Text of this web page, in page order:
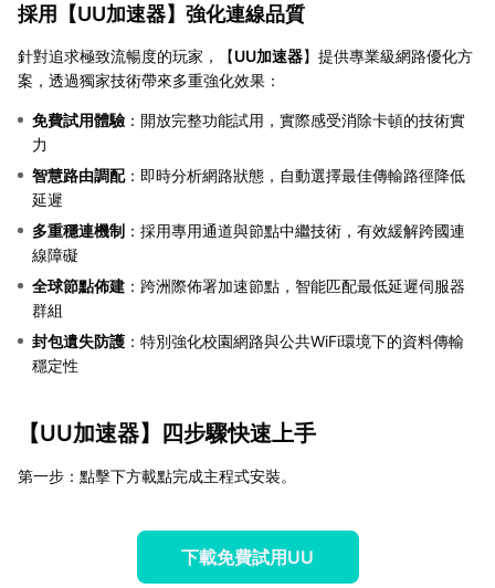
採用【UU加速器】強化連線品質
針對追求極致流暢度的玩家，【UU加速器】提供專業級網路優化方
案，透過獨家技術帶來多重強化效果：
免費試用體驗 ：開放完整功能試用，實際感受消除卡頓的技術實
力
智慧路由調配：即時分析網路狀態，自動選擇最佳傳輸路徑降低
延遲
多重穩連機制 ：採用專用通道與節點中繼技術，有效緩解跨國連
線障礙
全球節點佈建 ：跨洲際佈署加速節點，智能匹配最低延遲伺服器
群組
封包遺失防護 ：特別強化校園網路與公共WiFi環境下的資料傳輸
穩定性
【UU加速器】四步驟快速上手
第一步：點擊下方載點完成主程式安裝。
下載免費試用UU